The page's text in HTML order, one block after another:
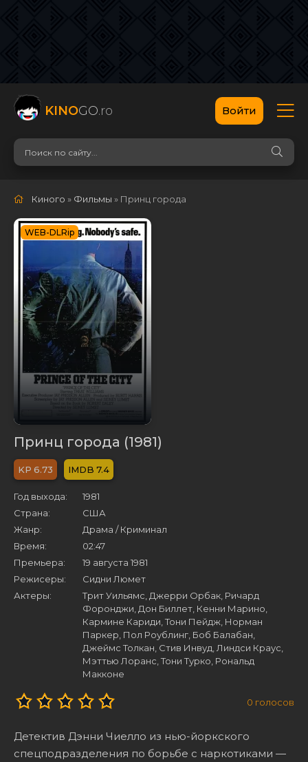
KINOGO.ro Войти
Киного » Фильмы » Принц города
WEB-DLRip
Принц города (1981)
6.73 7.4
Год выхода:
1981
Страна:
США
Жанр:
Драма / Криминал
Время:
02:47
Премьера:
19 августа 1981
Режисеры:
Сидни Люмет
Актеры:
Трит Уильямс, Джерри Орбак, Ричард
Форонджи, Дон Биллет, Кенни Марино,
Кармине Кариди, Тони Пейдж, Норман
Паркер, Пол Роублинг, Боб Балабан,
Джеймс Толкан, Стив Инвуд, Линдси Краус,
Мэттью Лоранс, Тони Турко, Рональд
Макконе
0 голосов
Детектив Дэнни Чиелло из нью-йоркского
спецподразделения по борьбе с наркотиками —